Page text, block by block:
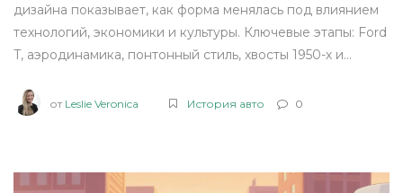
дизайна показывает, как форма менялась под влиянием
технологий, экономики и культуры. Ключевые этапы: Ford
T, аэродинамика, понтонный стиль, хвосты 1950-х и
от Leslie Veronica История авто 0